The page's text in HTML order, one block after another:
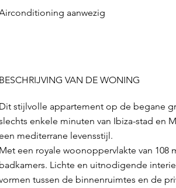
aanwezig
BESCHRIJVING VAN DE WONING
Dit stijlvolle appartement op de begane
enkele minuten van Ibiza-stad en
mediterrane levensstijl.
Met een royale woonoppervlakte van 108
badkamers. Lichte en uitnodigende
tussen de binnenruimtes en de